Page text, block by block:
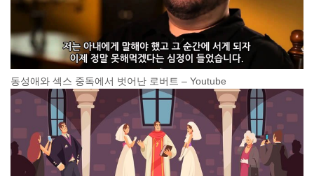
동성애와 섹스 중독에서 벗어난 로버트 – Youtube